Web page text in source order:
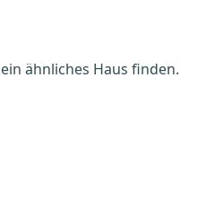
ähnliches Haus finden.